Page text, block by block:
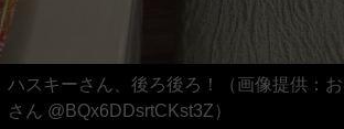
ハスキーさん、後ろ後ろ！（画像提供：お
さん @BQx6DDsrtCKst3Z）